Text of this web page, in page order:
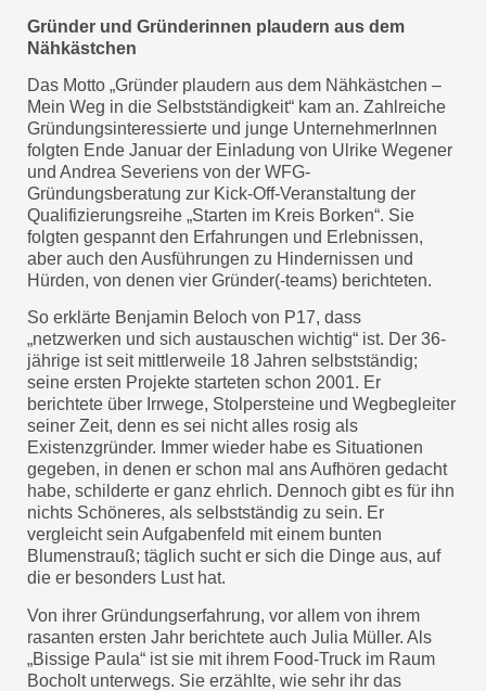
Gründer und Gründerinnen plaudern aus dem
Nähkästchen
Das Motto „Gründer plaudern aus dem Nähkästchen –
Mein Weg in die Selbstständigkeit“ kam an. Zahlreiche
Gründungsinteressierte und junge UnternehmerInnen
folgten Ende Januar der Einladung von Ulrike Wegener
und Andrea Severiens von der WFG-
Gründungsberatung zur Kick-Off-Veranstaltung der
Qualifizierungsreihe „Starten im Kreis Borken“. Sie
folgten gespannt den Erfahrungen und Erlebnissen,
aber auch den Ausführungen zu Hindernissen und
Hürden, von denen vier Gründer(-teams) berichteten.
So erklärte Benjamin Beloch von P17, dass
„netzwerken und sich austauschen wichtig“ ist. Der 36-
jährige ist seit mittlerweile 18 Jahren selbstständig;
seine ersten Projekte starteten schon 2001. Er
berichtete über Irrwege, Stolpersteine und Wegbegleiter
seiner Zeit, denn es sei nicht alles rosig als
Existenzgründer. Immer wieder habe es Situationen
gegeben, in denen er schon mal ans Aufhören gedacht
habe, schilderte er ganz ehrlich. Dennoch gibt es für ihn
nichts Schöneres, als selbstständig zu sein. Er
vergleicht sein Aufgabenfeld mit einem bunten
Blumenstrauß; täglich sucht er sich die Dinge aus, auf
die er besonders Lust hat.
Von ihrer Gründungserfahrung, vor allem von ihrem
rasanten ersten Jahr berichtete auch Julia Müller. Als
„Bissige Paula“ ist sie mit ihrem Food-Truck im Raum
Bocholt unterwegs. Sie erzählte, wie sehr ihr das